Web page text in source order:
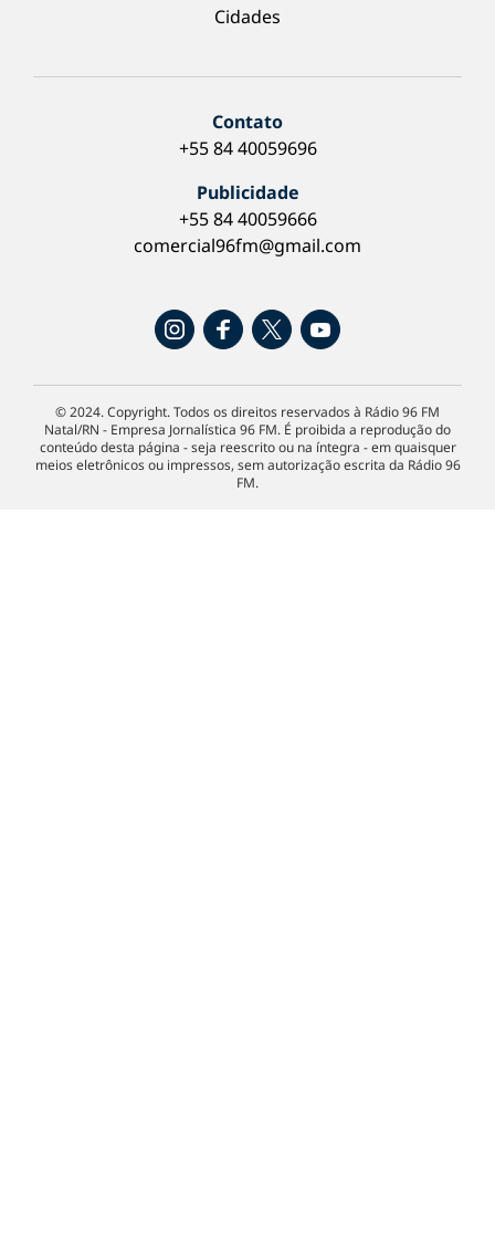
Cidades
Contato
+55 84 40059696
Publicidade
+55 84 40059666
comercial96fm@gmail.com
© 2024. Copyright. Todos os direitos reservados à Rádio 96 FM
Natal/RN - Empresa Jornalística 96 FM. É proibida a reprodução do
conteúdo desta página - seja reescrito ou na íntegra - em quaisquer
meios eletrônicos ou impressos, sem autorização escrita da Rádio 96
FM.